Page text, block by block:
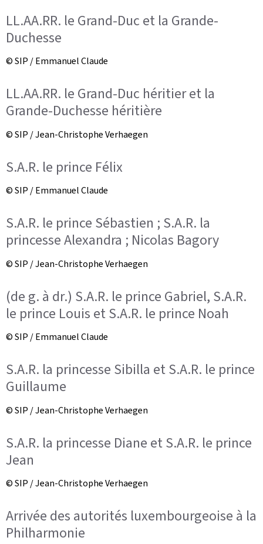
LL.AA.RR. le Grand-Duc et la Grande-
Duchesse
© SIP / Emmanuel Claude
LL.AA.RR. le Grand-Duc héritier et la
Grande-Duchesse héritière
© SIP / Jean-Christophe Verhaegen
S.A.R. le prince Félix
© SIP / Emmanuel Claude
S.A.R. le prince Sébastien ; S.A.R. la
princesse Alexandra ; Nicolas Bagory
© SIP / Jean-Christophe Verhaegen
(de g. à dr.) S.A.R. le prince Gabriel, S.A.R.
le prince Louis et S.A.R. le prince Noah
© SIP / Emmanuel Claude
S.A.R. la princesse Sibilla et S.A.R. le prince
Guillaume
© SIP / Jean-Christophe Verhaegen
S.A.R. la princesse Diane et S.A.R. le prince
Jean
© SIP / Jean-Christophe Verhaegen
Arrivée des autorités luxembourgeoise à la
Philharmonie